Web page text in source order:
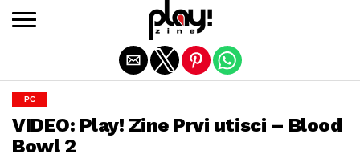
PC
VIDEO: Play! Zine Prvi utisci – Blood
Bowl 2
Exit mobile version